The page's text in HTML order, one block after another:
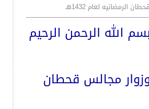
الرمضانيه لعام 1432هـ
الله الرحمن الرحيم
مجالس قحطان